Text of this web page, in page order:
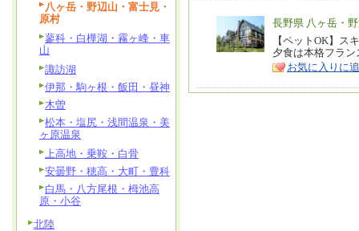
エ
リ
ア
長野県 八ヶ岳・
特
徴
【ペットOK】ス
夕食は本格フラ
お気に入りに
八ヶ岳・野辺山・富士見・
原村
蓼科・白樺湖・霧ヶ峰・車
山
諏訪湖
伊那・駒ヶ根・飯田・昼神
木曽
松本・塩尻・浅間温泉・美
ヶ原温泉
上高地・乗鞍・白骨
安曇野・穂高・大町・豊科
白馬・八方尾根・栂池高
原・小谷
北陸